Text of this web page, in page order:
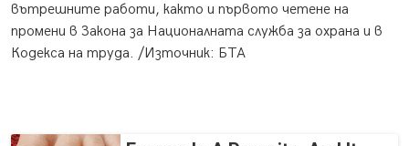
вътрешните работи, както и първото четене на
промени в Закона за Националната служба за охрана и в
Кодекса на труда. /Източник: БТА